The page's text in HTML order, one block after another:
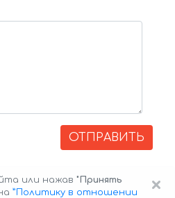
ОТПРАВИТЬ
×
или нажав "Принять
”Политику в отношении